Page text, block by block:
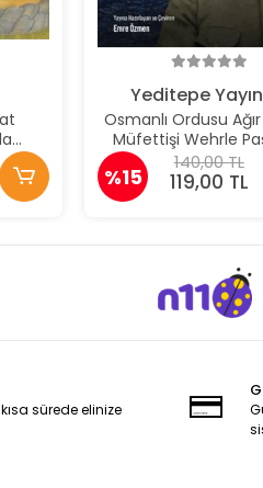
Yeditepe
Osmanlı Ordusu
Müfettişi Wehrle
Çanakkale Cephesi
%15
140,00 TL
119,00 TL
sürede elinize